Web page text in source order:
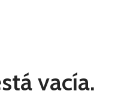
vacía.